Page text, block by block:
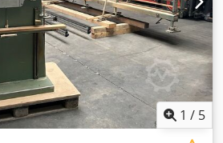
1 / 5